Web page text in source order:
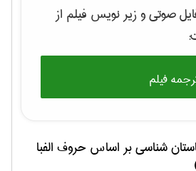
صوتی و زیر نویس فیلم از
فیلم
شناسیبر اساس حروف الفبا